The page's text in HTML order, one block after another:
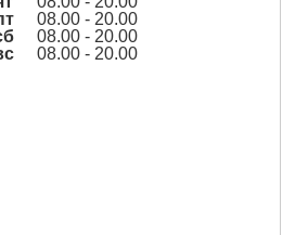
08.00 - 20.00
08.00 - 20.00
08.00 - 20.00